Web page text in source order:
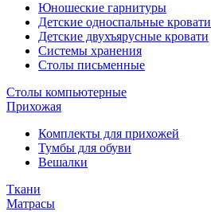
Юношеские гарнитуры
Детские односпальные кровати
Детские двухъярусные кровати
Системы хранения
Столы письменные
Столы компьютерные
Прихожая
Комплекты для прихожей
Тумбы для обуви
Вешалки
Ткани
Матрасы